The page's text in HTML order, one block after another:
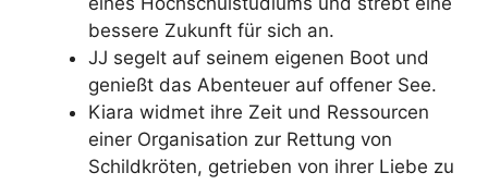
bessere Zukunft für sich an.
JJ segelt auf seinem eigenen Boot und
genießt das Abenteuer auf offener See.
Kiara widmet ihre Zeit und Ressourcen
einer Organisation zur Rettung von
Schildkröten, getrieben von ihrer Liebe zu